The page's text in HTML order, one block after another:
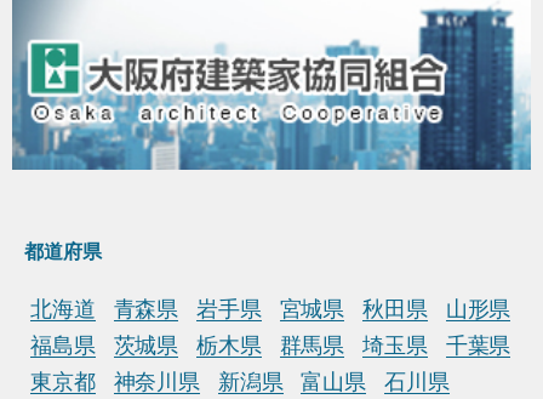
都道府県
北海道 青森県 岩手県 宮城県 秋田県
山形県
福島県
茨城県 栃木県 群馬県 埼玉県
千葉県
東京都 神奈川県 新潟県 富山県
石川県